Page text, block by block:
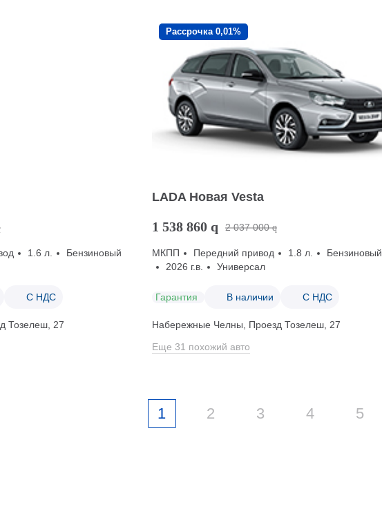
1.6 л.
Бензиновый
С НДС
​Тозелеш, 27
Рассрочка 0,01%
LADA Новая Vesta
1 538 860 q 2 037 000 q
МКПП Передний привод 1.8 л.
Бензиновый
2026 г.в.
Универсал
Гарантия В наличии С НДС
Набережные Челны, Проезд ​Тозелеш, 27
Еще 31 похожий авто
1 2 3 4 5